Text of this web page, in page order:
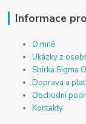
Informace
O mně
Ukázky z
Sbírka Sigma
Doprava a
Obchodní
Kontakty